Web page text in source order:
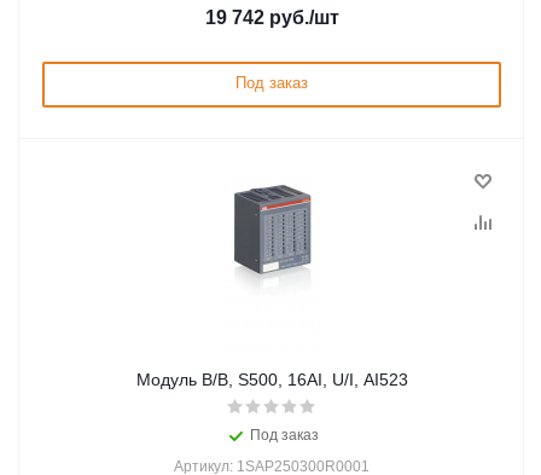
19 742руб./шт
Под заказ
Модуль В/В, S500, 16AI, U/I, AI523
Под заказ
Артикул: 1SAP250300R0001